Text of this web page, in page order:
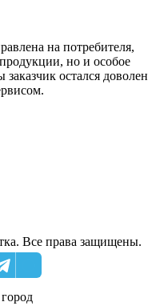
на потребителя,
но и особое
остался доволен
Все права защищены.